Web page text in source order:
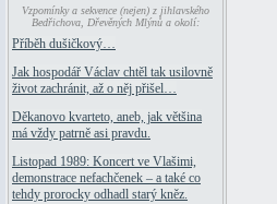
Vzpomínky a sekvence (nejen) z jihlavského
Bedřichova, Dřevěných Mlýnů a okolí:
Příběh dušičkový…
Jak hospodář Václav chtěl tak usilovně
život zachránit, až o něj přišel…
Děkanovo kvarteto, aneb, jak většina
má vždy patrně asi pravdu.
Listopad 1989: Koncert ve Vlašimi,
demonstrace nefachčenek – a také co
tehdy prorocky odhadl starý kněz.